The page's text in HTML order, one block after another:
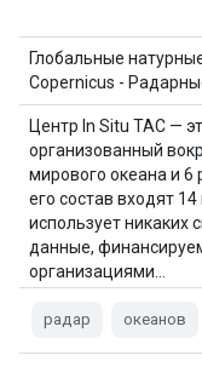
Глобальные
Copernicus -
Центр In Situ TAC —
организованный
мирового океана и 6
его состав входят
использует никаких
данные,
организациями…
радар океанов